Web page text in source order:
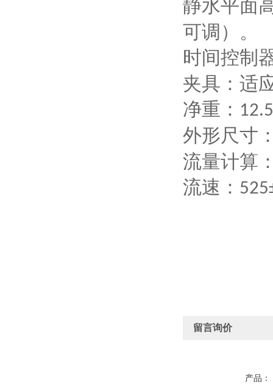
静水平面
可调）。
时间控制
夹具：适
净重：
外形尺寸
流量计算
流速：
留言询价
产品：